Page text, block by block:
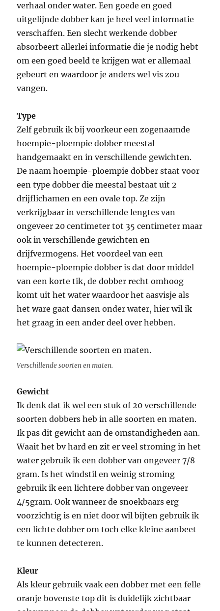
verhaal onder water. Een goede en goed
uitgelijnde dobber kan je heel veel informatie
verschaffen. Een slecht werkende dobber
absorbeert allerlei informatie die je nodig hebt
om een goed beeld te krijgen wat er allemaal
gebeurt en waardoor je anders wel vis zou
vangen.
Type
Zelf gebruik ik bij voorkeur een zogenaamde
hoempie-ploempie dobber meestal
handgemaakt en in verschillende gewichten.
De naam hoempie-ploempie dobber staat voor
een type dobber die meestal bestaat uit 2
drijflichamen en een ovale top. Ze zijn
verkrijgbaar in verschillende lengtes van
ongeveer 20 centimeter tot 35 centimeter maar
ook in verschillende gewichten en
drijfvermogens. Het voordeel van een
hoempie-ploempie dobber is dat door middel
van een korte tik, de dobber recht omhoog
komt uit het water waardoor het aasvisje als
het ware gaat dansen onder water, hier wil ik
het graag in een ander deel over hebben.
Verschillende soorten en maten.
Gewicht
Ik denk dat ik wel een stuk of 20 verschillende
soorten dobbers heb in alle soorten en maten.
Ik pas dit gewicht aan de omstandigheden aan.
Waait het bv hard en zit er veel stroming in het
water gebruik ik een dobber van ongeveer 7/8
gram. Is het windstil en weinig stroming
gebruik ik een lichtere dobber van ongeveer
4/5gram. Ook wanneer de snoekbaars erg
voorzichtig is en niet door wil bijten gebruik ik
een lichte dobber om toch elke kleine aanbeet
te kunnen detecteren.
Kleur
Als kleur gebruik vaak een dobber met een felle
oranje bovenste top dit is duidelijk zichtbaar